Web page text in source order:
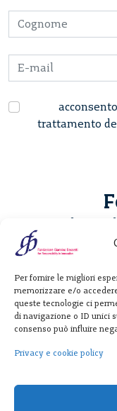
Per fornire le migliori
memorizzare e/o
queste tecnologie ci
di navigazione o ID unici
consenso può influire
Privacy e cookie policy
trattamento